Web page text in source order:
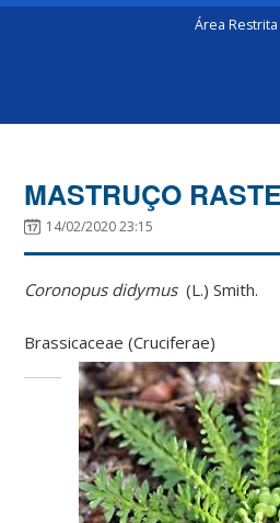
Área Restrita
MASTRUÇO
14/02/2020 23:15
Coronopus didymus(L.) Smith.
Brassicaceae (Cruciferae)